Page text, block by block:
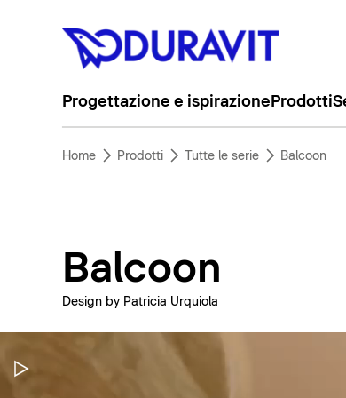
Progettazione e ispirazione Prodotti
Home Prodotti Tutte le serie Balcoon
Balcoon
Design by Patricia Urquiola
Metti in pausa il video